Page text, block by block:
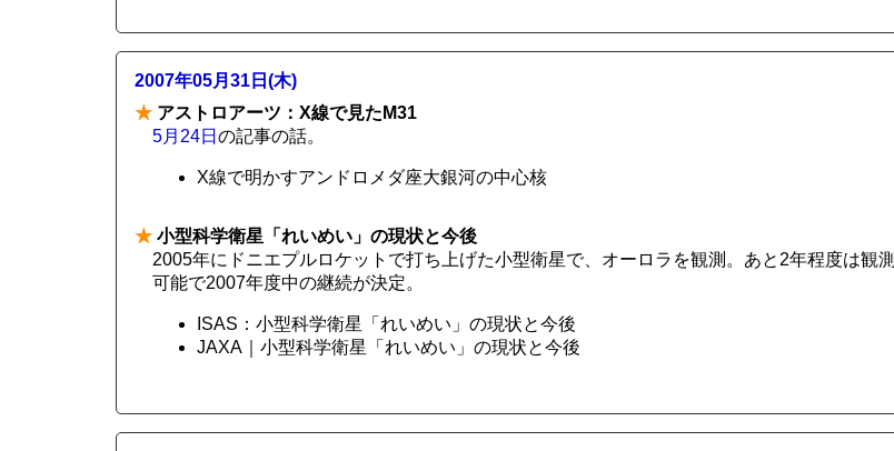
2007年05月31日(木)
★ アストロアーツ：X線で見たM31
5月24日 の記事の話。
X線で明かすアンドロメダ座大銀河の中心核
★ 小型科学衛星「れいめい」の現状と今後
2005年にドニエプルロケットで打ち上げた小型衛星で、オーロラを観測。あと2年程度は観測
可能で2007年度中の継続が決定。
ISAS：小型科学衛星「れいめい」の現状と今後
JAXA｜小型科学衛星「れいめい」の現状と今後